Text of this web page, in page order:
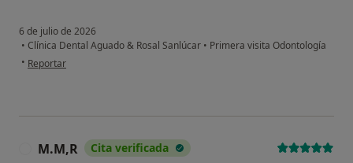
6 de julio de 2026
• Clínica Dental Aguado & Rosal Sanlúcar • Primera visita Odontología
• en opinión del usuario L.S
Reportar
M.M,R Cita verificada